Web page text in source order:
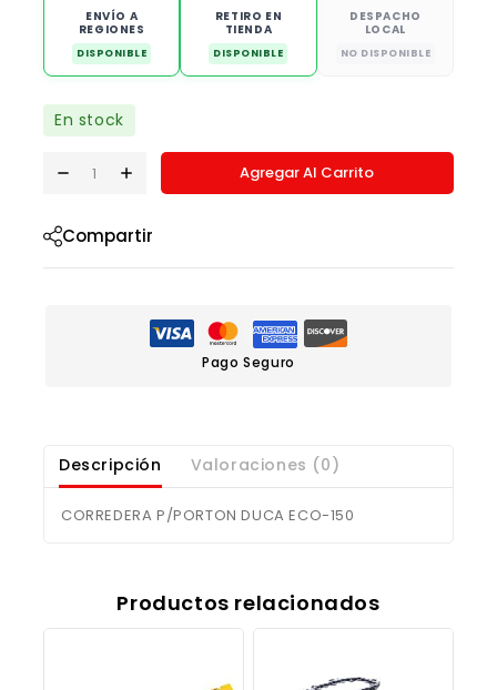
ENVÍO A
REGIONES
DISPONIBLE
RETIRO EN
TIENDA
DISPONIBLE
DESPACHO
LOCAL
NO DISPONIBLE
En stock
Agregar Al Carrito
Compartir
Pago Seguro
Descripción Valoraciones (0)
CORREDERA P/PORTON DUCA ECO-150
Productos relacionados